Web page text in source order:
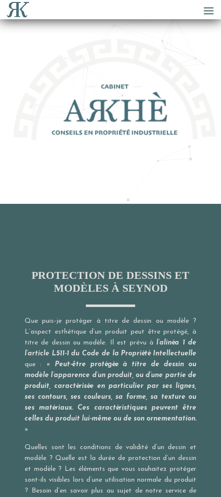
PROTECTION DE DESSINS ET
MODÈLES À SEYNOD
Que puis-je protéger à titre de dessin ou modèle ?
L’aspect esthétique d’un produit peut être protégé, à
titre de dessin ou modèle. Il est prévu àl’alinéa 1 de
l’article L511-1 du Code de la Propriété Intellectuelle
que :
« Peut-être protégée à titre de dessin ou
modèle l’apparence d’un produit, ou d’une partie de
produit, caractérisée en particulier par ses lignes,
ses contours, ses couleurs, sa forme, sa texture ou
ses matériaux. Ces caractéristiques peuvent être
celles du produit lui-même ou de son ornementation.
»
Quelles sont les conditions de validité d’un dessin et
modèle ? Quelle est la durée de protection d’un dessin
et modèle ? Les éléments que vous souhaitez protéger
sont-ils visibles lors d’une utilisation normale du produit
? Besoin d’en savoir plus au sujet de notre service de